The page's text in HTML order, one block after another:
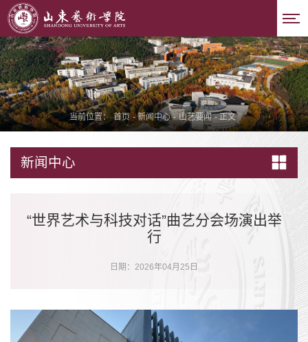
当前位置： 首页 - 新闻中心 - 山艺要闻 - 正文
新闻中心
“世界艺术与科技对话”曲艺分会场演出举
行
日期：2026年04月25日